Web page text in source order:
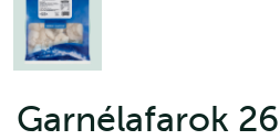
Garnélafarok